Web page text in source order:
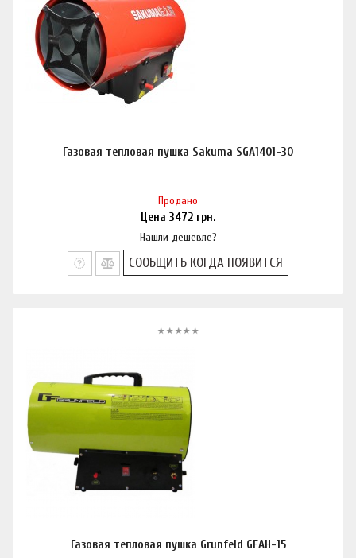
Газовая тепловая пушка Sakuma SGA1401-30
Продано
Цена 3472 грн.
Нашли дешевле?
СООБЩИТЬ КОГДА ПОЯВИТСЯ
Газовая тепловая пушка Grunfeld GFAH-15